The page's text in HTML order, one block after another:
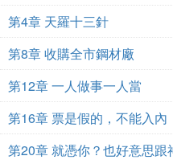
第4章 天羅十三針
第8章 收購全市鋼材廠
第12章 一人做事一人當
第16章 票是假的，不能入內
第20章 就憑你？也好意思跟